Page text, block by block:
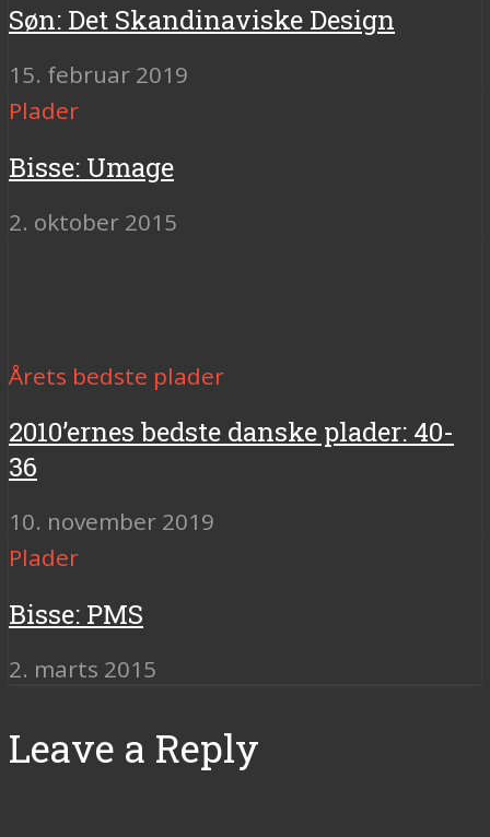
Søn: Det Skandinaviske Design
15. februar 2019
Plader
Bisse: Umage
2. oktober 2015
Årets bedste plader
2010’ernes bedste danske plader: 40-
36
10. november 2019
Plader
Bisse: PMS
2. marts 2015
Leave a Reply